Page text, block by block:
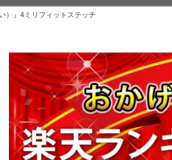
』4ミリフィットステッチ